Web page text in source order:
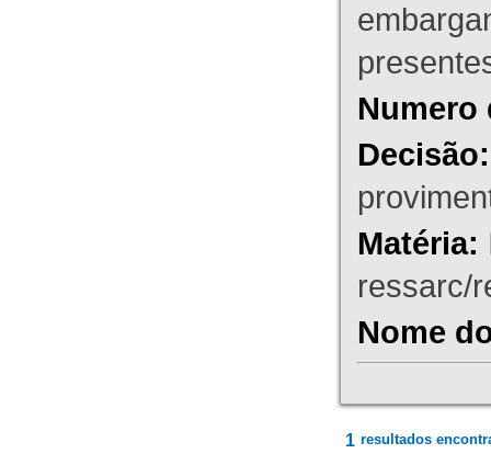
Numero
Decisão:
Matéria:
ressarc/
Nome
1 resultados